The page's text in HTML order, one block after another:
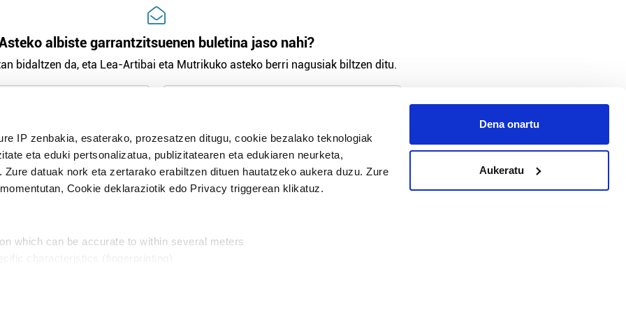
IP zenbakia, esaterako, prozesatzen ditugu, cookie bezalako teknologiak
eta eduki pertsonalizatua, publizitatearen eta edukiaren neurketa,
datuak nork eta zertarako erabiltzen dituen hautatzeko aukera duzu. Zure
Cookie deklaraziotik edo Privacy triggerean klikatuz.
which can be accurate to within several meters
Dena onartu
Aukeratu
albiste garrantzitsuenen buletina jaso nahi?
bidaltzen da, eta Lea-Artibai eta Mutrikuko asteko berri nagusiak biltzen ditu.
Harpidetu
modu librean kontatzea da gure eginkizuna. Horretarako zure ekarpena